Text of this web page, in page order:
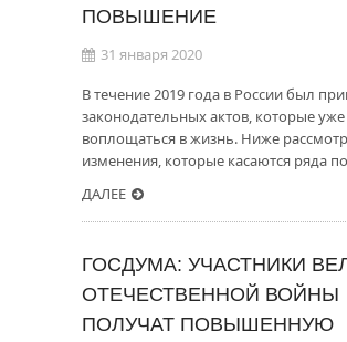
ПОВЫШЕНИЕ
31 января 2020
В течение 2019 года в России был
законодательных актов, которые
воплощаться в жизнь. Ниже
изменения, которые касаются ряда
ДАЛЕЕ
ГОСДУМА: УЧАСТНИКИ
ОТЕЧЕСТВЕННОЙ ВОЙНЫ
ПОЛУЧАТ ПОВЫШЕННУЮ